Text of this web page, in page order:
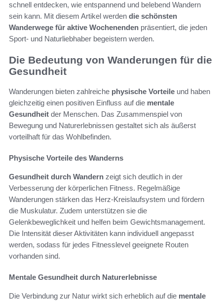
schnell entdecken, wie entspannend und belebend Wandern
sein kann. Mit diesem Artikel werden die schönsten
Wanderwege für aktive Wochenenden präsentiert, die jeden
Sport- und Naturliebhaber begeistern werden.
Die Bedeutung von Wanderungen für die
Gesundheit
Wanderungen bieten zahlreiche physische Vorteile und haben
gleichzeitig einen positiven Einfluss auf die mentale
Gesundheit der Menschen. Das Zusammenspiel von
Bewegung und Naturerlebnissen gestaltet sich als äußerst
vorteilhaft für das Wohlbefinden.
Physische Vorteile des Wanderns
Gesundheit durch Wandern zeigt sich deutlich in der
Verbesserung der körperlichen Fitness. Regelmäßige
Wanderungen stärken das Herz-Kreislaufsystem und fördern
die Muskulatur. Zudem unterstützen sie die
Gelenkbeweglichkeit und helfen beim Gewichtsmanagement.
Die Intensität dieser Aktivitäten kann individuell angepasst
werden, sodass für jedes Fitnesslevel geeignete Routen
vorhanden sind.
Mentale Gesundheit durch Naturerlebnisse
Die Verbindung zur Natur wirkt sich erheblich auf die mentale